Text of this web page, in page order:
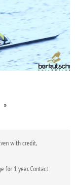
with credit,
for 1 year. Contact